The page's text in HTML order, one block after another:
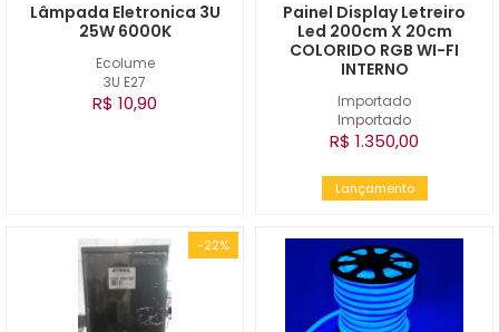
Ecolume
3U E27
Lâmpada Eletronica 3U
25W 6000K
R$ 10,90
Importado
Importado
Painel Display Letreiro
Led 200cm X 20cm
COLORIDO RGB WI-FI
INTERNO
R$ 1.350,00
Lançamento
-22%